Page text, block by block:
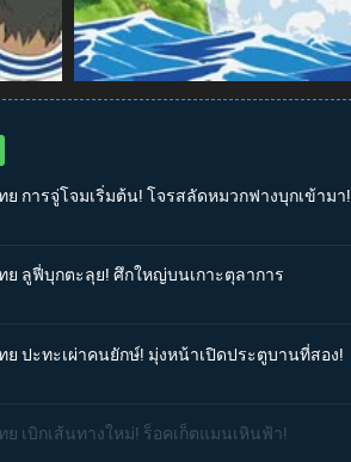
ย การจู่โจมเริ่มต้น! โจรสลัดหมวกฟางบุกเข้ามา!
ย ลูฟี่บุกตะลุย! ศึกใหญ่บนเกาะตุลาการ
ย ปะทะเผ่าคนยักษ์! มุ่งหน้าเปิดประตูบานที่สอง!
เบิกเส้นทางใหม่! ร็อคเก็ตแมนเหินฟ้า!